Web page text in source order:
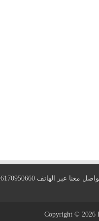
معنا عبر الهاتف 0096170950660 او عبر البريد الالكتروني
Copyright © 2026